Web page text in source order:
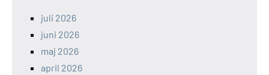
juli 2026
juni 2026
maj 2026
april 2026